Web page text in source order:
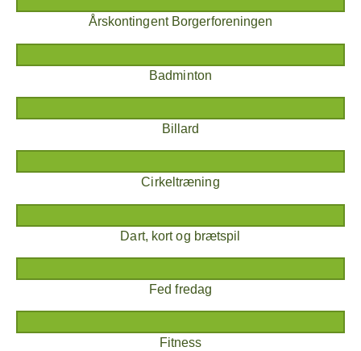
Årskontingent Borgerforeningen
Badminton
Billard
Cirkeltræning
Dart, kort og brætspil
Fed fredag
Fitness